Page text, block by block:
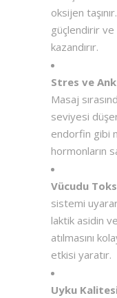
oksijen
güçlendirir ve
kazandırır.
Stres ve
Masaj
seviyesi
endorfin gibi
hormonların
Vücudu
sistemi
laktik asidin
atılmasını
etkisi yaratır.
Uyku